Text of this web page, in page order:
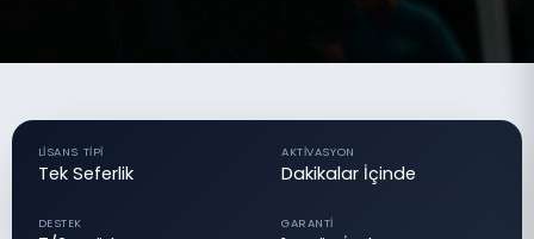
LISANS TIPI
Tek Seferlik
AKTIVASYON
Dakikalar İçinde
DESTEK GARANTI